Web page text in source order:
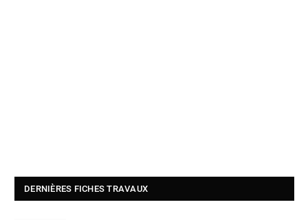
DERNIÈRES FICHES TRAVAUX